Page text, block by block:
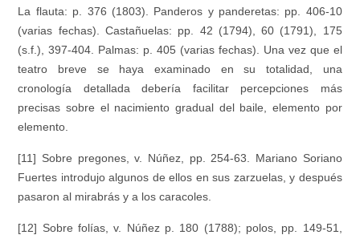
La flauta: p. 376 (1803). Panderos y panderetas: pp. 406-10
(varias fechas). Castañuelas: pp. 42 (1794), 60 (1791), 175
(s.f.), 397-404. Palmas: p. 405 (varias fechas). Una vez que el
teatro breve se haya examinado en su totalidad, una
cronología detallada debería facilitar percepciones más
precisas sobre el nacimiento gradual del baile, elemento por
elemento.
[11] Sobre pregones, v. Núñez, pp. 254-63. Mariano Soriano
Fuertes introdujo algunos de ellos en sus zarzuelas, y después
pasaron al mirabrás y a los caracoles.
[12] Sobre folías, v. Núñez p. 180 (1788); polos, pp. 149-51,